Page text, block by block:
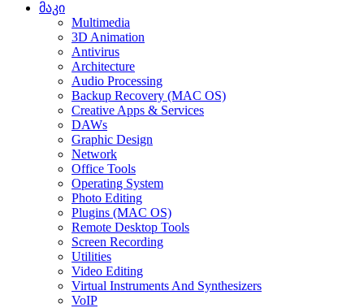
მაკი
Multimedia
3D Animation
Antivirus
Architecture
Audio Processing
Backup Recovery (MAC OS)
Creative Apps & Services
DAWs
Graphic Design
Network
Office Tools
Operating System
Photo Editing
Plugins (MAC OS)
Remote Desktop Tools
Screen Recording
Utilities
Video Editing
Virtual Instruments And Synthesizers
VoIP